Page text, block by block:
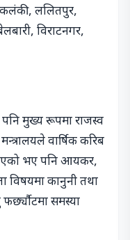
कलंकी, ललितपुर,
विराटनगर,
मुख्य रूपमा राजस्व
वार्षिक करिब
भए पनि आयकर,
विषयमा कानुनी तथा
समस्या